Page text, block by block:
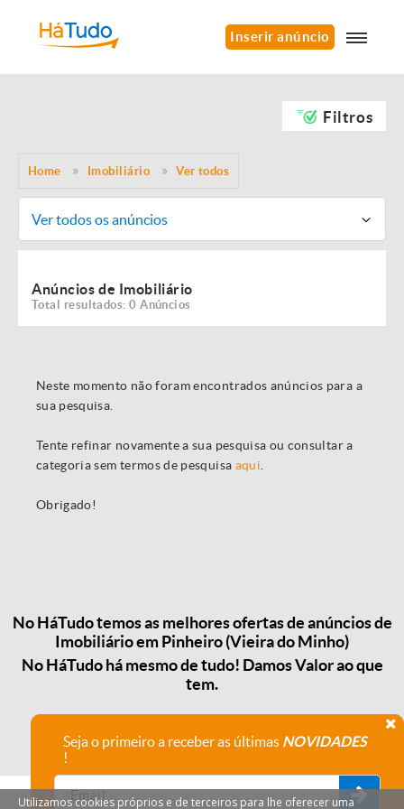
Inserir anúncio
Filtros
Home Imobiliário Ver todos
Ver todos os anúncios
Anúncios de Imobiliário
Total resultados: 0 Anúncios
Neste momento não foram encontrados anúncios para a
sua pesquisa.
Tente refinar novamente a sua pesquisa ou consultar a
categoria sem termos de pesquisa aqui
Obrigado!
No HáTudo temos as melhores ofertas de anúncios de
Imobiliário em Pinheiro (Vieira do Minho)
No HáTudo há mesmo de tudo! Damos Valor ao que
tem.
Seja o primeiro a receber as últimas NOVIDADES
!
Utilizamos cookies próprios e de terceiros para lhe oferecer uma